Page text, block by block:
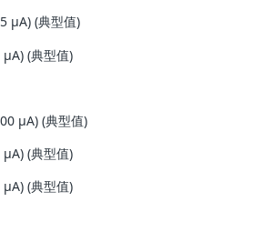
µA) (典型值)
(典型值)
µA) (典型值)
(典型值)
(典型值)